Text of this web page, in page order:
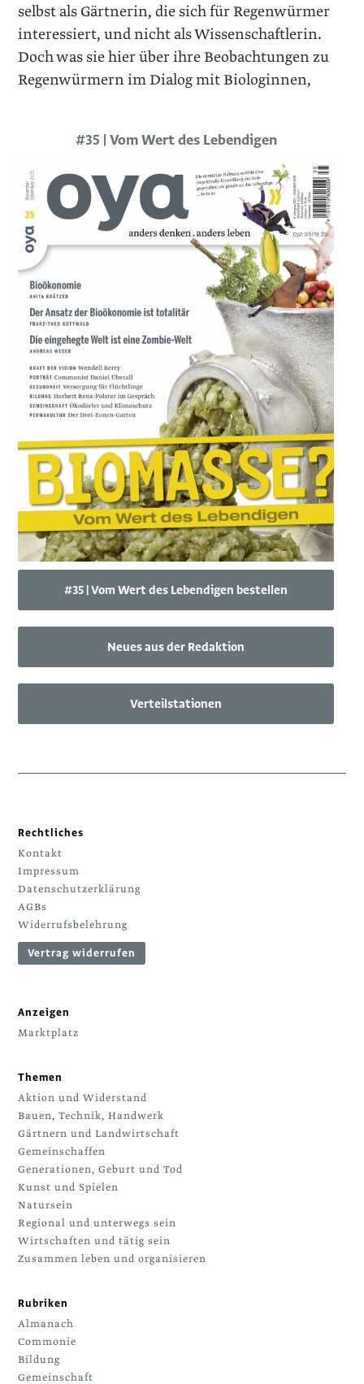
selbst als Gärtnerin, die sich für Regenwürmer
interessiert, und nicht als Wissenschaftlerin.
Doch was sie hier über ihre Beobachtungen zu
Regenwürmern im Dialog mit Biologinnen,
#35 | Vom Wert des Lebendigen
#35 | Vom Wert des Lebendigen bestellen
Neues aus der Redaktion
Verteilstationen
Rechtliches
Kontakt
Impressum
Datenschutzerklärung
AGBs
Widerrufsbelehrung
Vertrag widerrufen
Anzeigen
Marktplatz
Themen
Aktion und Widerstand
Bauen, Technik, Handwerk
Gärtnern und Landwirtschaft
Gemeinschaffen
Generationen, Geburt und Tod
Kunst und Spielen
Natursein
Regional und unterwegs sein
Wirtschaften und tätig sein
Zusammen leben und organisieren
Rubriken
Almanach
Commonie
Bildung
Gemeinschaft